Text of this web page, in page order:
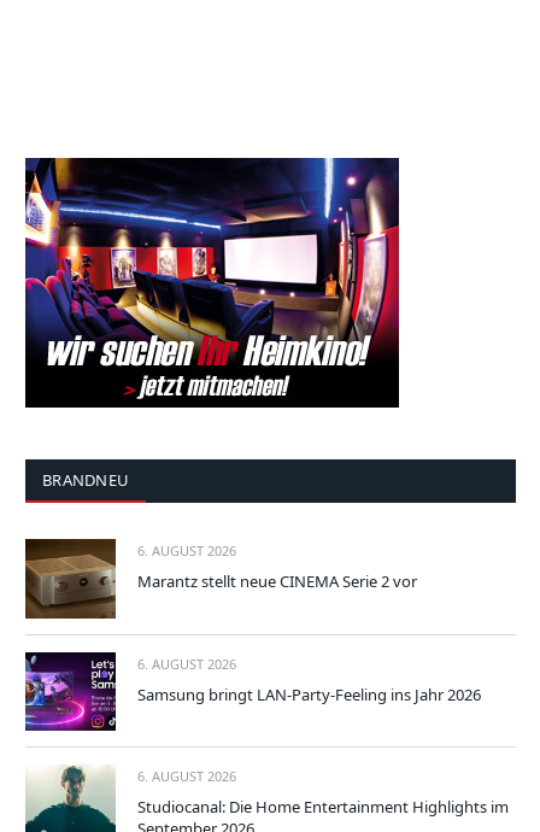
BRANDNEU
6. AUGUST 2026
Marantz stellt neue CINEMA Serie 2 vor
6. AUGUST 2026
Samsung bringt LAN-Party-Feeling ins Jahr 2026
6. AUGUST 2026
Studiocanal: Die Home Entertainment Highlights im